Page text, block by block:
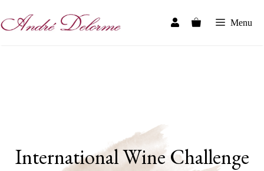
to
Menu
International Wine Challenge